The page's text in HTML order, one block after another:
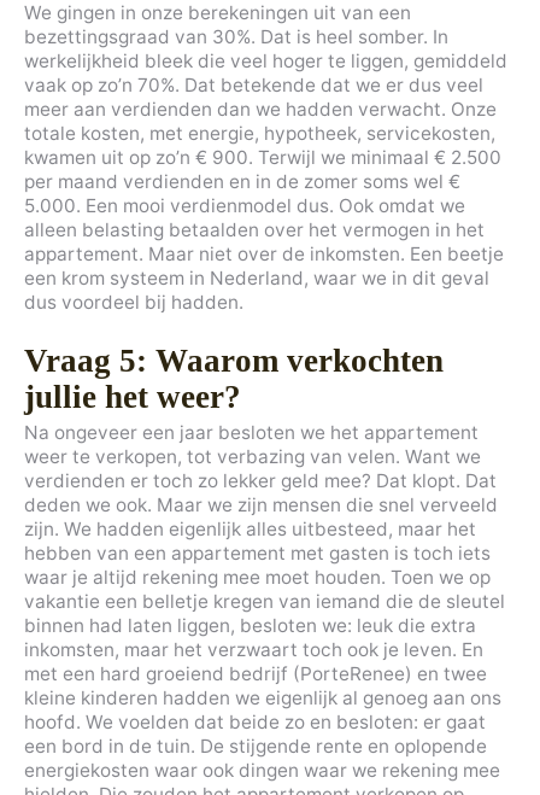
We gingen in onze berekeningen uit van een
bezettingsgraad van 30%. Dat is heel somber. In
werkelijkheid bleek die veel hoger te liggen, gemiddeld
vaak op zo’n 70%. Dat betekende dat we er dus veel
meer aan verdienden dan we hadden verwacht. Onze
totale kosten, met energie, hypotheek, servicekosten,
kwamen uit op zo’n € 900. Terwijl we minimaal € 2.500
per maand verdienden en in de zomer soms wel €
5.000. Een mooi verdienmodel dus. Ook omdat we
alleen belasting betaalden over het vermogen in het
appartement. Maar niet over de inkomsten. Een beetje
een krom systeem in Nederland, waar we in dit geval
dus voordeel bij hadden.
Vraag 5: Waarom verkochten
jullie het weer?
Na ongeveer een jaar besloten we het appartement
weer te verkopen, tot verbazing van velen. Want we
verdienden er toch zo lekker geld mee? Dat klopt. Dat
deden we ook. Maar we zijn mensen die snel verveeld
zijn. We hadden eigenlijk alles uitbesteed, maar het
hebben van een appartement met gasten is toch iets
waar je altijd rekening mee moet houden. Toen we op
vakantie een belletje kregen van iemand die de sleutel
binnen had laten liggen, besloten we: leuk die extra
inkomsten, maar het verzwaart toch ook je leven. En
met een hard groeiend bedrijf (PorteRenee) en twee
kleine kinderen hadden we eigenlijk al genoeg aan ons
hoofd. We voelden dat beide zo en besloten: er gaat
een bord in de tuin. De stijgende rente en oplopende
energiekosten waar ook dingen waar we rekening mee